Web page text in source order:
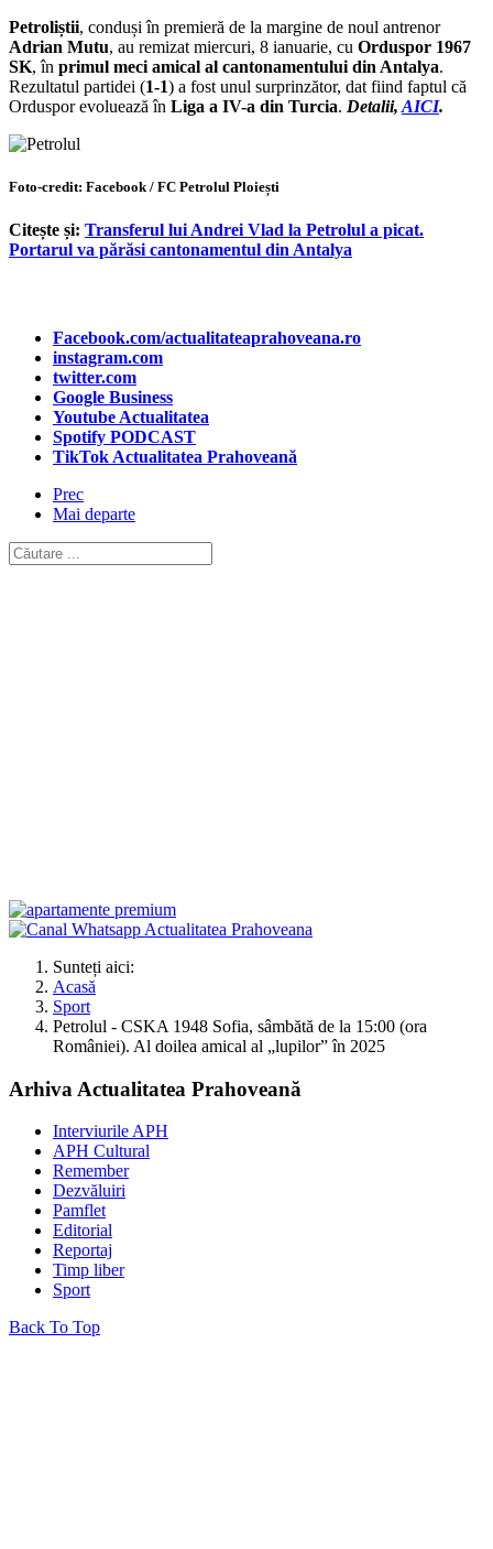
Petroliștii, conduși în premieră de la margine de noul antrenor
Adrian Mutu, au remizat miercuri, 8 ianuarie, cu Orduspor 1967
SK, în primul meci amical al cantonamentului din Antalya.
Rezultatul partidei (1-1) a fost unul surprinzător, dat fiind faptul că
Orduspor evoluează în Liga a IV-a din Turcia. Detalii, AICI.
Foto-credit: Facebook / FC Petrolul Ploiești
Citește și: Transferul lui Andrei Vlad la Petrolul a picat.
Portarul va părăsi cantonamentul din Antalya
Facebook.com/actualitateaprahoveana.ro
instagram.com
twitter.com
Google Business
Youtube Actualitatea
Spotify PODCAST
TikTok Actualitatea Prahoveană
Prec
Mai departe
Sunteți aici:
Acasă
Sport
Petrolul - CSKA 1948 Sofia, sâmbătă de la 15:00 (ora
României). Al doilea amical al „lupilor” în 2025
Arhiva Actualitatea Prahoveană
Interviurile APH
APH Cultural
Remember
Dezvăluiri
Pamflet
Editorial
Reportaj
Timp liber
Sport
Back To Top